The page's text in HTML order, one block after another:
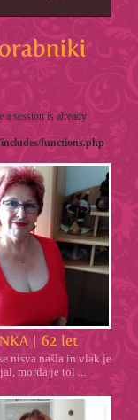
a session is already
functions.php
nisva našla in vlak je
morda je tol ...